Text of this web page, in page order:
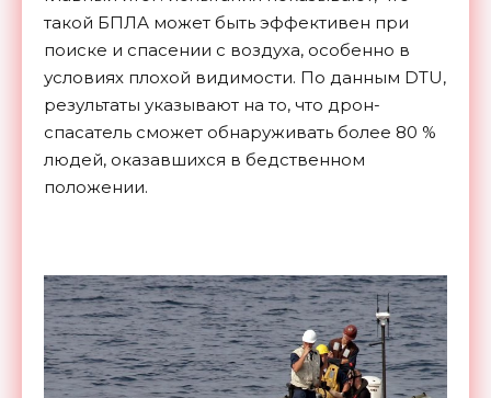
такой БПЛА может быть эффективен при
поиске и спасении с воздуха, особенно в
условиях плохой видимости. По данным DTU,
результаты указывают на то, что дрон-
спасатель сможет обнаруживать более 80 %
людей, оказавшихся в бедственном
положении.